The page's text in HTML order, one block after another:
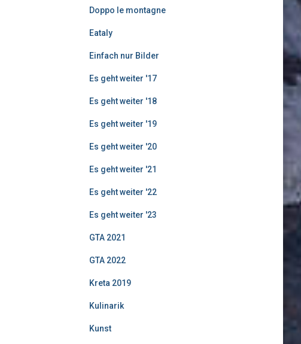
Doppo le montagne
Eataly
Einfach nur Bilder
Es geht weiter '17
Es geht weiter '18
Es geht weiter '19
Es geht weiter '20
Es geht weiter '21
Es geht weiter '22
Es geht weiter '23
GTA 2021
GTA 2022
Kreta 2019
Kulinarik
Kunst